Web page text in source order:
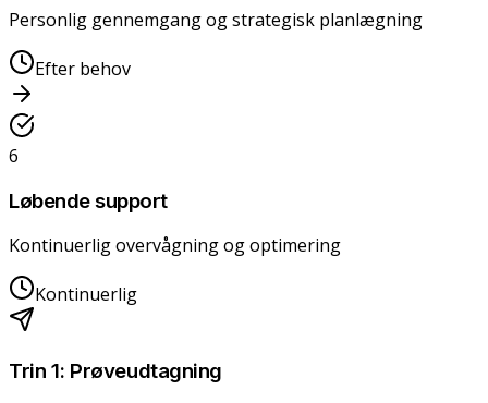
Personlig gennemgang og strategisk planlægning
Efter behov
6
Løbende support
Kontinuerlig overvågning og optimering
Kontinuerlig
Trin 1: Prøveudtagning